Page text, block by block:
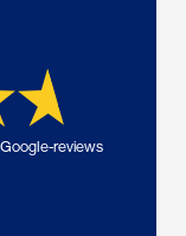
reviews